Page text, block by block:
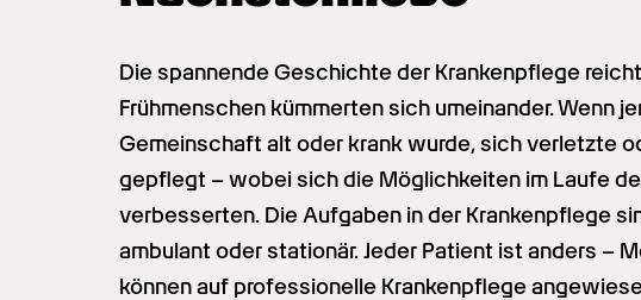
Die spannende Geschichte der Krankenpflege
Frühmenschen kümmerten sich umeinander. Wenn
Gemeinschaft alt oder krank wurde, sich verletzte
gepflegt – wobei sich die Möglichkeiten im Laufe
verbesserten. Die Aufgaben in der Krankenpflege
ambulant oder stationär. Jeder Patient ist anders –
können auf professionelle Krankenpflege